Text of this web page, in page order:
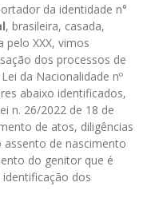
da identidade n°
, brasileira, casada,
pelo XXX, vimos
dos processos de
da Nacionalidade nº
abaixo identificados,
n. 26/2022 de 18 de
de atos, diligências
de nascimento
do genitor que é
dos